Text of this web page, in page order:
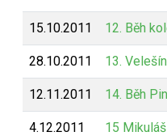
15.10.2011 12. Běh
28.10.2011 13.
12.11.2011 14. Běh
4.12.2011 15